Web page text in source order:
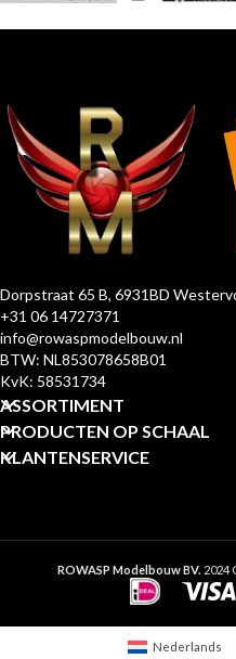
Dorpstraat 65 B, 6931BD
+31 06 14727371
info@rowaspmodelbouw.nl
BTW: NL853078658B01
KvK: 58531734
ASSORTIMENT
PRODUCTEN OP SCHAAL
KLANTENSERVICE
ROWASP Modelbouw BV. 2024
Nederlands